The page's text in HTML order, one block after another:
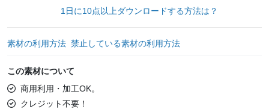
1日に10点以上ダウンロードする方法は？
素材の利用方法 禁止している素材の利用方法
この素材について
商用利用・加工OK。
クレジット不要！